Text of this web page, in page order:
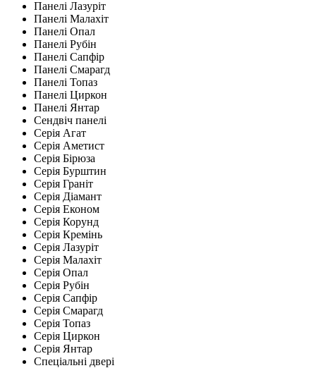
Панелі Лазуріт
Панелі Малахіт
Панелі Опал
Панелі Рубін
Панелі Сапфір
Панелі Смарагд
Панелі Топаз
Панелі Циркон
Панелі Янтар
Сендвіч панелі
Серія Агат
Серія Аметист
Серія Бірюза
Серія Бурштин
Серія Граніт
Серія Діамант
Серія Економ
Серія Корунд
Серія Кремінь
Серія Лазуріт
Серія Малахіт
Серія Опал
Серія Рубін
Серія Сапфір
Серія Смарагд
Серія Топаз
Серія Циркон
Серія Янтар
Спеціальні двері